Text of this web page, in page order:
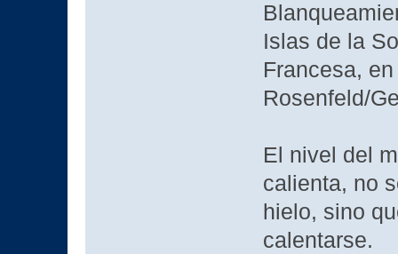
Islas de la
Francesa,
Rosenfeld/
El nivel del
calienta, no
hielo, sino
calentarse.